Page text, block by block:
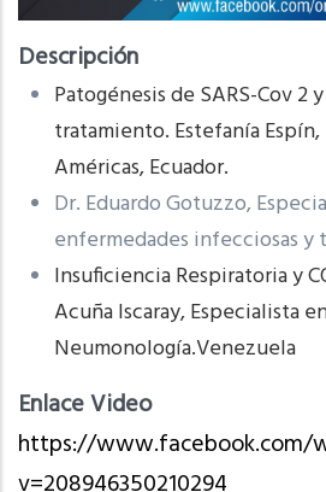
Descripción
Patogénesis de SARS-Cov 2
tratamiento. Estefanía
Américas, Ecuador.
Dr. Eduardo Gotuzzo,
enfermedades infecciosas y
Insuficiencia Respiratoria y
Acuña Iscaray, Especialista
Neumonología.Venezuela
Enlace Video
https://www.facebook.com/